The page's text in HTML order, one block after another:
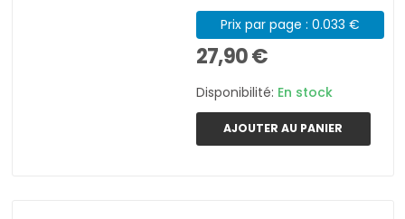
Prix par page : 0.033 €
27,90 €
Disponibilité: En stock
AJOUTER AU PANIER